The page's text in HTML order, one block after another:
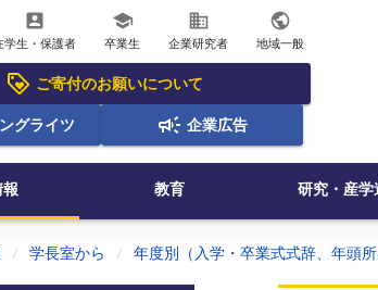
account_box
学生・保護者
school
卒業生
business
企業研究者
public
地域一般
ご寄付のお願いについて
グライツ 企業広告
教育 研究・産学
学長室から 年度別（入学・卒業式式辞、年頭所